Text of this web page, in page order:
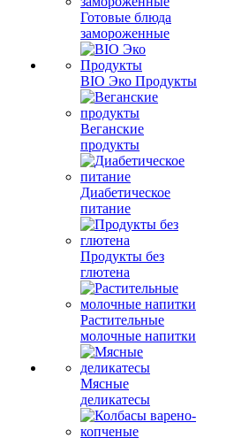
Готовые блюда
замороженные
BIO Эко Продукты
Веганские
продукты
Диабетическое
питание
Продукты без
глютена
Растительные
молочные напитки
Мясные
деликатесы